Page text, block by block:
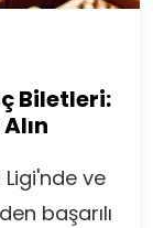
Biletleri:
ve
başarılı